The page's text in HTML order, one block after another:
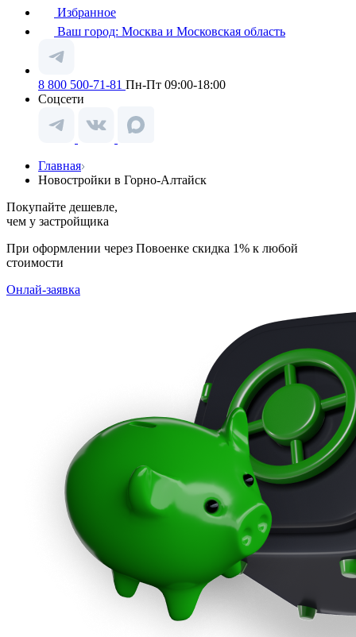
Избранное
Ваш город: Москва и Московская область
8 800 500-71-81 Пн-Пт 09:00-18:00
Соцсети
Главная
Новостройки в Горно-Алтайск
Покупайте дешевле,
чем у застройщика
При оформлении через Повоенке скидка 1% к любой
стоимости
Онлай-заявка